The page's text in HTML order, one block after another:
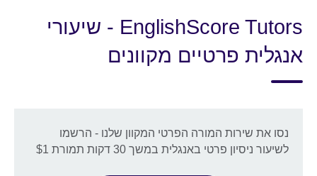
language
EnglishScore Tutors - שיעורי
אנגלית פרטיים מקוונים
נסו את שירות המורה הפרטי המקוון שלנו - הרשמו
לשיעור ניסיון פרטי באנגלית במשך 30 דקות תמורת $1